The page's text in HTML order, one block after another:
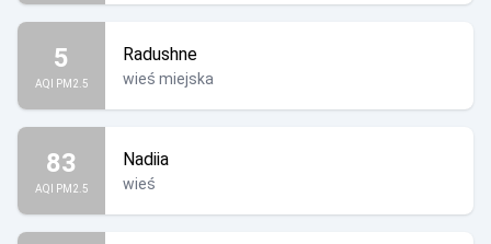
5
AQI PM2.5
Radushne
wieś miejska
83
AQI PM2.5
Nadiia
wieś